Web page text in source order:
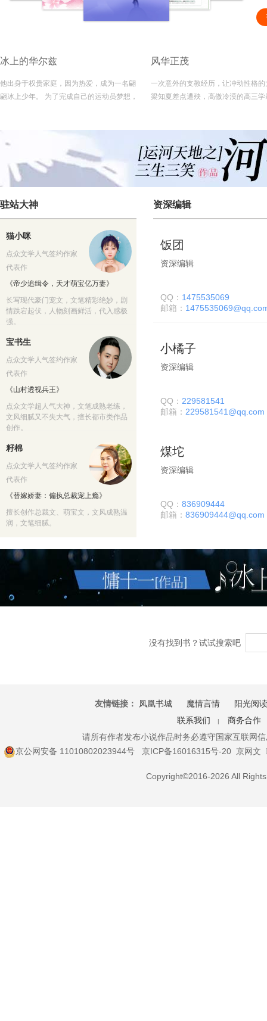
不
冰上的华尔兹
他出身于权贵家庭，因为热爱，成为一名翩
翩冰上少年。 为了完成自己的运动员梦想，
下沉着，他有过巅峰，也有过低谷，享受过
山呼海啸般的欢呼，也曾遭受千夫所指，遇
强则更强，但有了她温暖的陪伴，哪怕是置
之死地也能涅磐重生……
风华正茂
一次意外的支教经历，让冲动性格的
梁知夏差点遭殃，高傲冷漠的高三学
个人在校园再次不期而遇，他们彼
己的内心做出接下来的选择……
驻站大神
猫小咪
点众文学人气签约作家
代表作
《帝少追缉令，天才萌宝亿万妻》
长写现代豪门宠文，文笔精彩绝妙，剧
情跌宕起伏，人物刻画鲜活，代入感极
强。
宝书生
点众文学人气签约作家
代表作
《山村透视兵王》
点众文学超人气大神，文笔成熟老练，
文风细腻又不失大气，擅长都市类作品
创作。
籽棉
点众文学人气签约作家
代表作
《替嫁娇妻：偏执总裁宠上瘾》
擅长创作总裁文、萌宝文，文风成熟温
润，文笔细腻。
资深编辑
饭团
资深编辑
QQ： 1475535069
邮箱：
小橘子
资深编辑
QQ： 229581541
邮箱： 229581541@qq.com
煤坨
资深编辑
QQ： 836909444
邮箱： 836909444@qq.com
没有找到书？试试搜索吧
友情链接： 凤凰书城 魔情言情
阳光阅
联系我们
|
商务合作
请所有作者发布小说作品时务必遵守国家互联网
京公网安备 11010802023944号
京ICP备16016315号-20 京网文
Copyright©2016-2026 All